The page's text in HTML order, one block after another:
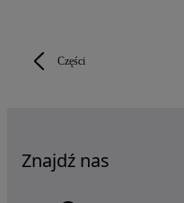
Części
Znajdź nas